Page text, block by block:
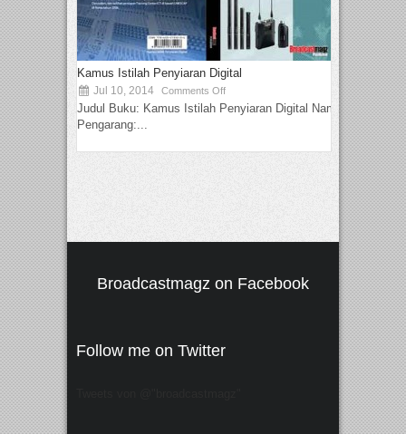
Kamus Istilah Penyiaran Digital
Jul 10, 2014 Comments Off
Judul Buku: Kamus Istilah Penyiaran Digital Nama
Pengarang:...
Broadcastmagz on Facebook
Follow me on Twitter